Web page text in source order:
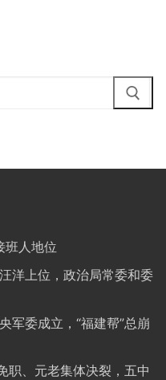
班人地位
洋上位，政治局常委和委
军委成立，“福建帮”总崩
职、元老集体决裂，五中